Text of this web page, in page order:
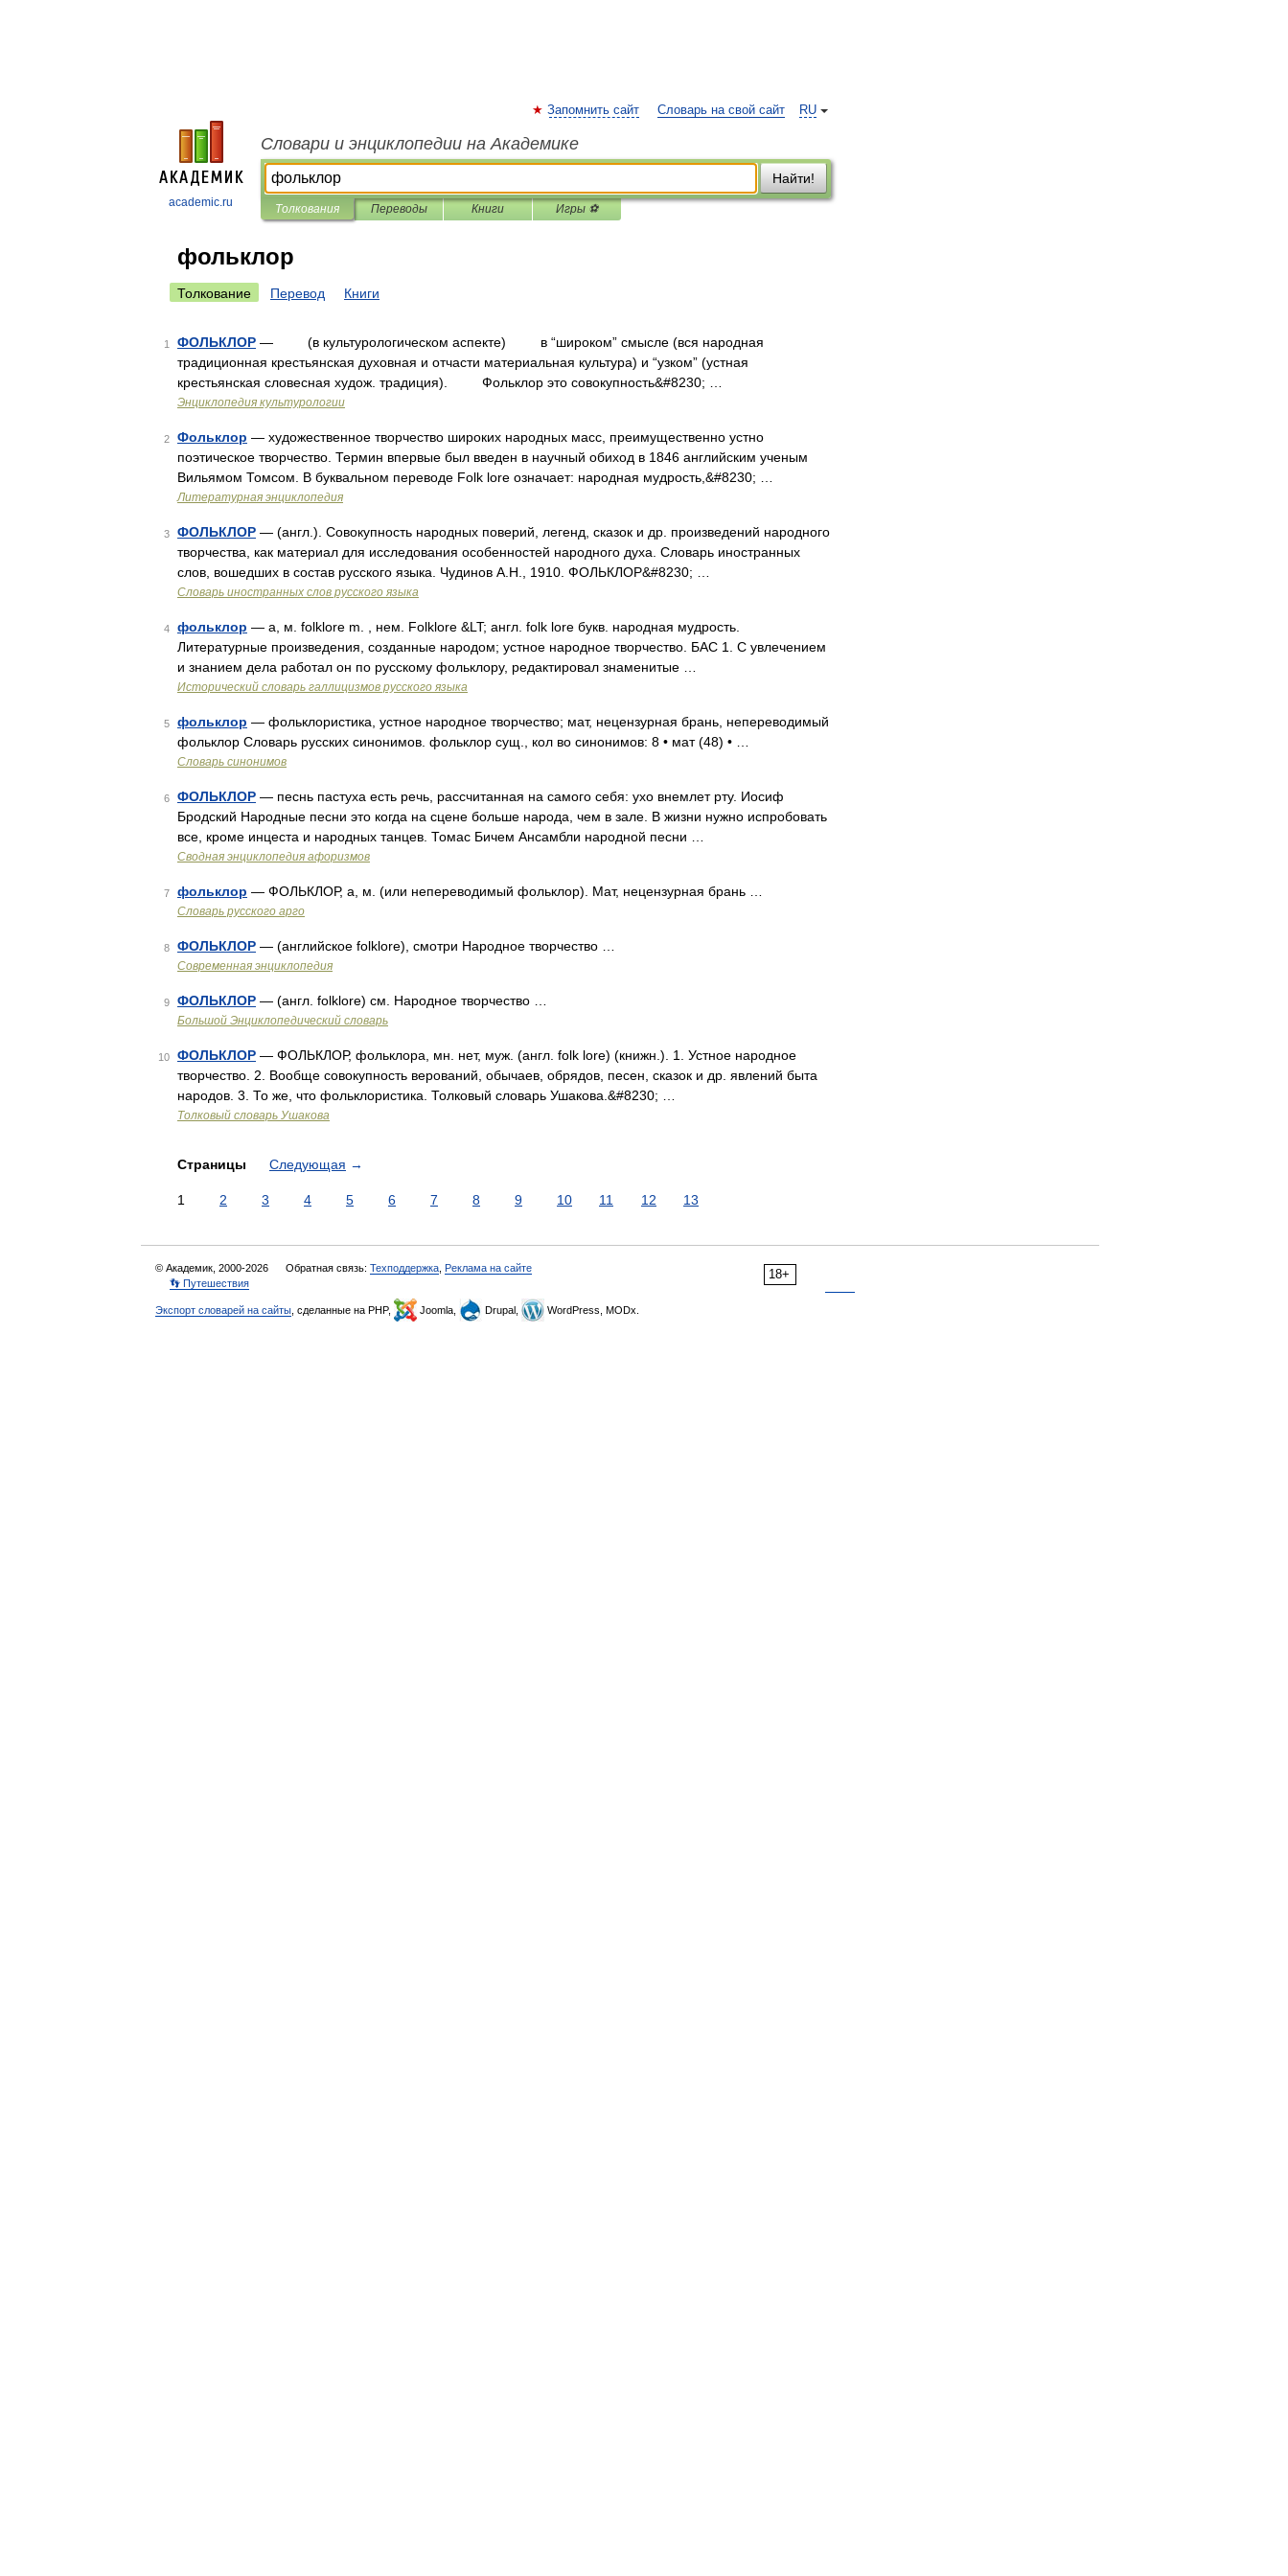
academic.ru
RU
Запомнить сайт Словарь на свой сайт
Словари и энциклопедии на Академике
Найти!
Толкования Переводы Книги Игры ⚽
фольклор
Толкование Перевод Книги
1 ФОЛЬКЛОР — (в культурологическом аспекте) в “широком” смысле (вся народная
традиционная крестьянская духовная и отчасти материальная культура) и “узком” (устная
крестьянская словесная худож. традиция). Фольклор это совокупность&#8230; …
Энциклопедия культурологии
2 Фольклор — художественное творчество широких народных масс, преимущественно устно
поэтическое творчество. Термин впервые был введен в научный обиход в 1846 английским ученым
Вильямом Томсом. В буквальном переводе Folk lore означает: народная мудрость,&#8230; …
Литературная энциклопедия
3 ФОЛЬКЛОР — (англ.). Совокупность народных поверий, легенд, сказок и др. произведений народного
творчества, как материал для исследования особенностей народного духа. Словарь иностранных
слов, вошедших в состав русского языка. Чудинов А.Н., 1910. ФОЛЬКЛОР&#8230; …
Словарь иностранных слов русского языка
4 фольклор — а, м. folklore m. , нем. Folklore &LT; англ. folk lore букв. народная мудрость.
Литературные произведения, созданные народом; устное народное творчество. БАС 1. С увлечением
и знанием дела работал он по русскому фольклору, редактировал знаменитые …
Исторический словарь галлицизмов русского языка
5 фольклор — фольклористика, устное народное творчество; мат, нецензурная брань, непереводимый
фольклор Словарь русских синонимов. фольклор сущ., кол во синонимов: 8 • мат (48) • …
Словарь синонимов
6 ФОЛЬКЛОР — песнь пастуха есть речь, рассчитанная на самого себя: ухо внемлет рту. Иосиф
Бродский Народные песни это когда на сцене больше народа, чем в зале. В жизни нужно испробовать
все, кроме инцеста и народных танцев. Томас Бичем Ансамбли народной песни …
Сводная энциклопедия афоризмов
7 фольклор — ФОЛЬКЛОР, а, м. (или непереводимый фольклор). Мат, нецензурная брань …
Словарь русского арго
8 ФОЛЬКЛОР — (английское folklore), смотри Народное творчество …
Современная энциклопедия
9 ФОЛЬКЛОР — (англ. folklore) см. Народное творчество …
Большой Энциклопедический словарь
10 ФОЛЬКЛОР — ФОЛЬКЛОР, фольклора, мн. нет, муж. (англ. folk lore) (книжн.). 1. Устное народное
творчество. 2. Вообще совокупность верований, обычаев, обрядов, песен, сказок и др. явлений быта
народов. 3. То же, что фольклористика. Толковый словарь Ушакова.&#8230; …
Толковый словарь Ушакова
Страницы Следующая →
1 2 3 4 5 6 7 8 9 10 11 12 13
18+
© Академик, 2000-2026 Обратная связь: Техподдержка Реклама на сайте
👣 Путешествия
Экспорт словарей на сайты , сделанные на PHP, Joomla, Drupal, WordPress, MODx.